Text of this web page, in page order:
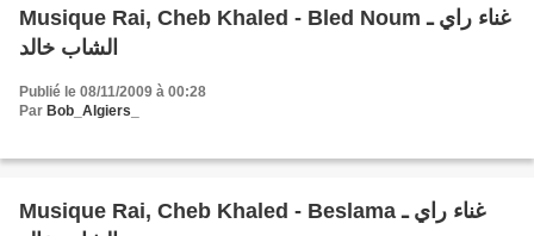
Musique Rai, Cheb Khaled - Bled Noum غناء راي ـ
الشاب خالد
Publié le 08/11/2009 à 00:28
Par Bob_Algiers_
Musique Rai, Cheb Khaled - Beslama غناء راي ـ